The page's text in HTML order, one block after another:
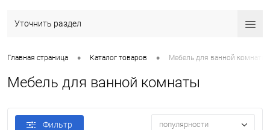
Уточнить раздел
Главная страница • Каталог товаров • Мебель для ванной комнаты
Мебель для ванной комнаты
Фильтр популярности